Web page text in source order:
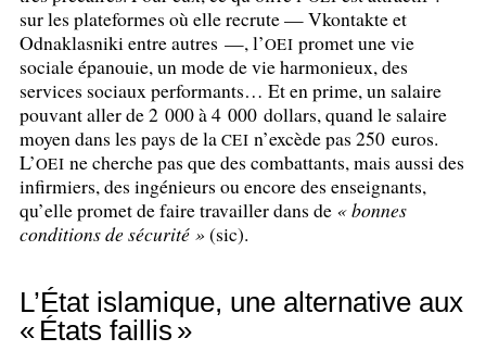
sur les plateformes où elle recrute — Vkontakte et
Odnaklasniki entre autres —, l’OEI promet une vie
sociale épanouie, un mode de vie harmonieux, des
services sociaux performants… Et en prime, un salaire
pouvant aller de 2 000 à 4 000 dollars, quand le salaire
moyen dans les pays de la CEI n’excède pas 250 euros.
L’OEI ne cherche pas que des combattants, mais aussi des
infirmiers, des ingénieurs ou encore des enseignants,
qu’elle promet de faire travailler dans de « bonnes
conditions de sécurité » (sic).
L’État islamique, une alternative aux
« États faillis »